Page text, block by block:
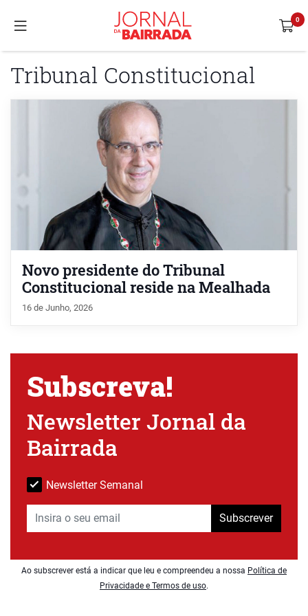
Tribunal Constitucional
Novo presidente do Tribunal
Constitucional reside na Mealhada
16 de Junho, 2026
Subscreva!
Newsletter Jornal da
Bairrada
Newsletter Semanal
Subscrever
Ao subscrever está a indicar que leu e compreendeu a nossa Política de
Privacidade e Termos de uso.